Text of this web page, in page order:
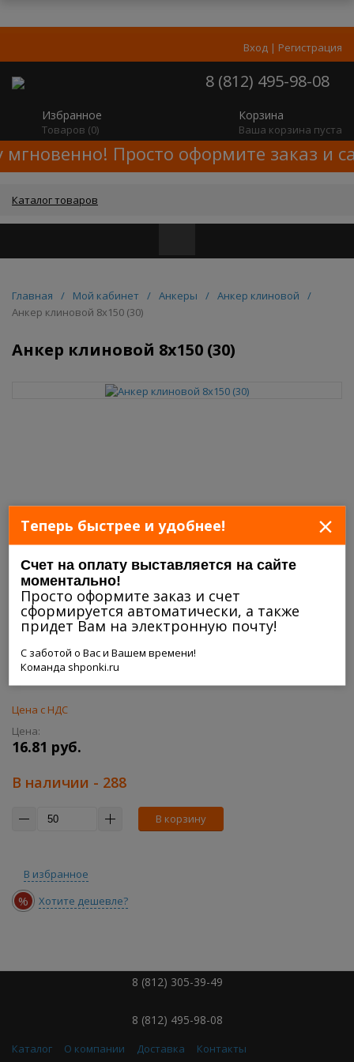
Вход | Регистрация
8 (812) 495-98-08
Избранное
Товаров (0)
Корзина
Ваша корзина пуста
мгновенно! Просто оформите заказ и
Теперь быстрее и удобнее! ×
Счет на оплату выставляется на сайте
моментально!
Просто оформите заказ и счет
сформируется автоматически, а также
придет Вам на электронную почту!
С заботой о Вас и Вашем времени!
Команда shponki.ru
Каталог товаров
Главная / Мой кабинет / Анкеры / Анкер клиновой
/
Анкер клиновой 8x150 (30)
Анкер клиновой 8x150 (30)
Цена с НДС
Цена:
16.81 руб.
В наличии - 288
В корзину
В избранное
% Хотите дешевле?
8 (812) 305-39-49
8 (812) 495-98-08
Каталог О компании Доставка Контакты